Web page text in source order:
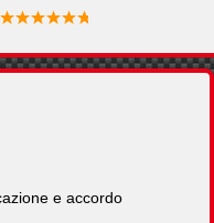
e accordo